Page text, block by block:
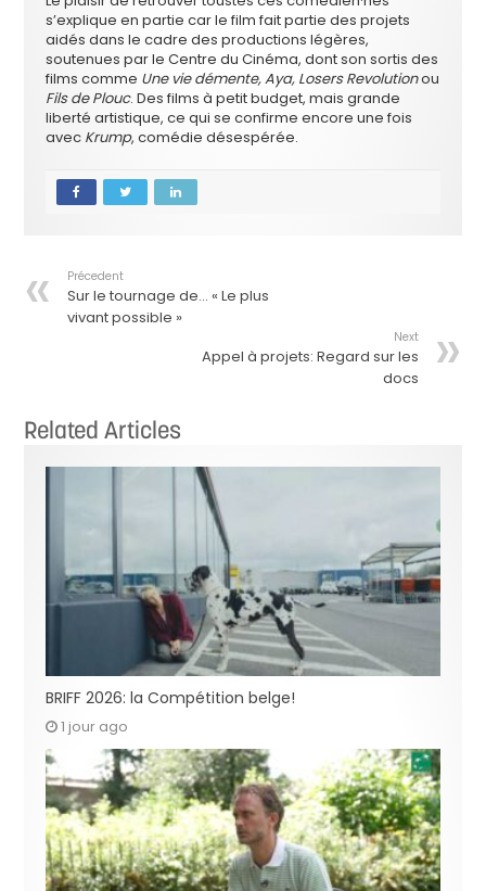
s’explique en partie car le film fait partie des projets
aidés dans le cadre des productions légères,
soutenues par le Centre du Cinéma, dont son sortis des
films comme Une vie démente, Aya, Losers Revolutionou
Fils de Plouc. Des films à petit budget, mais grande
liberté artistique, ce qui se confirme encore une fois
avec Krump, comédie désespérée.
Précedent
Sur le tournage de… « Le plus
vivant possible »
Next
Appel à projets: Regard sur les
docs
Related Articles
BRIFF 2026: la Compétition belge!
1 jour ago